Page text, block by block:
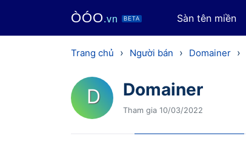
ÒÓO.vn BETA Sàn tên miền
Trang chủ › Người bán › Domainer ›
D Domainer
Tham gia 10/03/2022